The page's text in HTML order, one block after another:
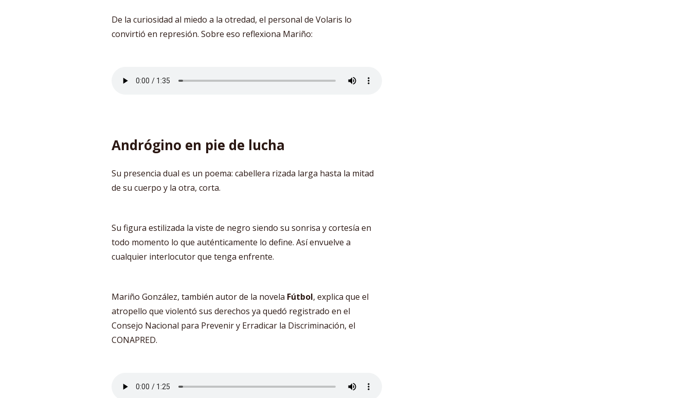
De la curiosidad al miedo a la otredad, el personal de Volaris lo
convirtió en represión. Sobre eso reflexiona Mariño:
Andrógino en pie de lucha
Su presencia dual es un poema: cabellera rizada larga hasta la mitad
de su cuerpo y la otra, corta.
Su figura estilizada la viste de negro siendo su sonrisa y cortesía en
todo momento lo que auténticamente lo define. Así envuelve a
cualquier interlocutor que tenga enfrente.
Mariño González, también autor de la novela Fútbol, explica que el
atropello que violentó sus derechos ya quedó registrado en el
Consejo Nacional para Prevenir y Erradicar la Discriminación, el
CONAPRED.